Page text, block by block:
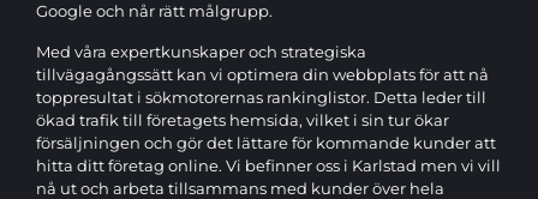
Google och når rätt målgrupp.
Med våra expertkunskaper och strategiska
tillvägagångssätt kan vi optimera din webbplats för att nå
toppresultat i sökmotorernas rankinglistor. Detta leder till
ökad trafik till företagets hemsida, vilket i sin tur ökar
försäljningen och gör det lättare för kommande kunder att
hitta ditt företag online. Vi befinner oss i Karlstad men vi vill
nå ut och arbeta tillsammans med kunder över hela